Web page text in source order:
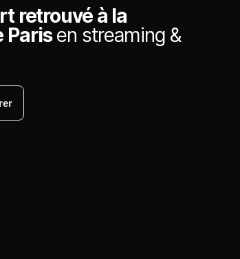
retrouvé à la
Parisen streaming &